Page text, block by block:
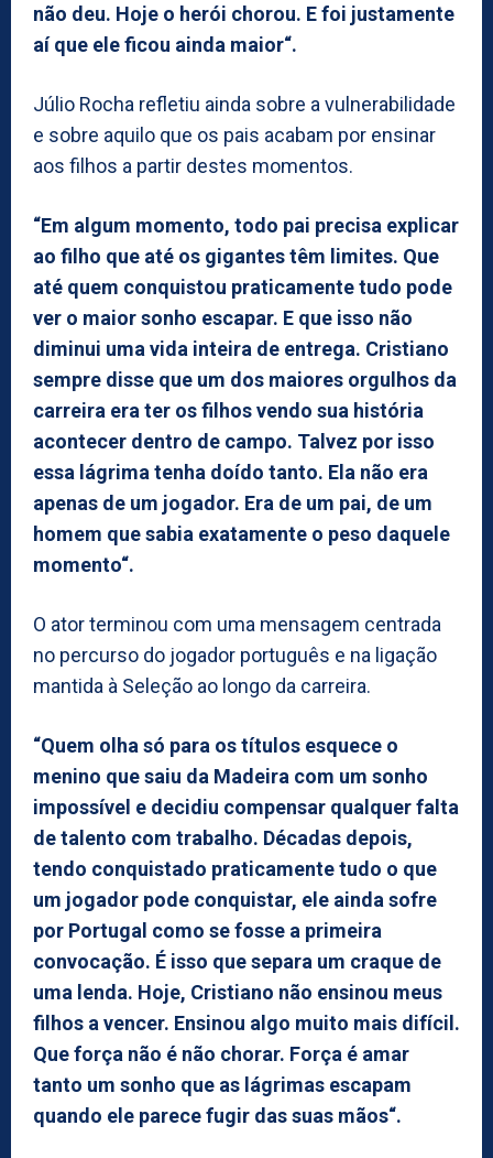
não deu. Hoje o herói chorou. E foi justamente
aí que ele ficou ainda maior“.
Júlio Rocha refletiu ainda sobre a vulnerabilidade
e sobre aquilo que os pais acabam por ensinar
aos filhos a partir destes momentos.
“Em algum momento, todo pai precisa explicar
ao filho que até os gigantes têm limites. Que
até quem conquistou praticamente tudo pode
ver o maior sonho escapar. E que isso não
diminui uma vida inteira de entrega. Cristiano
sempre disse que um dos maiores orgulhos da
carreira era ter os filhos vendo sua história
acontecer dentro de campo. Talvez por isso
essa lágrima tenha doído tanto. Ela não era
apenas de um jogador. Era de um pai, de um
homem que sabia exatamente o peso daquele
momento“.
O ator terminou com uma mensagem centrada
no percurso do jogador português e na ligação
mantida à Seleção ao longo da carreira.
“Quem olha só para os títulos esquece o
menino que saiu da Madeira com um sonho
impossível e decidiu compensar qualquer falta
de talento com trabalho. Décadas depois,
tendo conquistado praticamente tudo o que
um jogador pode conquistar, ele ainda sofre
por Portugal como se fosse a primeira
convocação. É isso que separa um craque de
uma lenda. Hoje, Cristiano não ensinou meus
filhos a vencer. Ensinou algo muito mais difícil.
Que força não é não chorar. Força é amar
tanto um sonho que as lágrimas escapam
quando ele parece fugir das suas mãos“.